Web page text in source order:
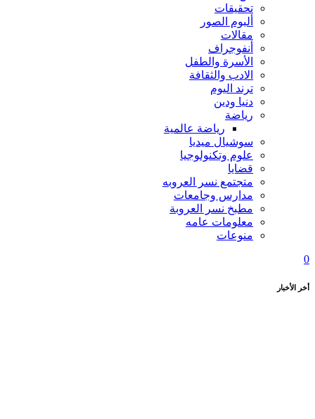
تحقيقات
ألبوم الصور
مقالات
أنفوجراف
الأسرة والطفل
الادب والثقافة
ترند اليوم
دنيا ودين
رياضة
رياضة عالمية
سوشيال ميديا
علوم وتكنولوجيا
قضايا
متجتمع نسر العروبه
مدارس وجامعات
مطبخ نسر العروبة
معلومات عامه
منوعات
0
أخر الأخبار